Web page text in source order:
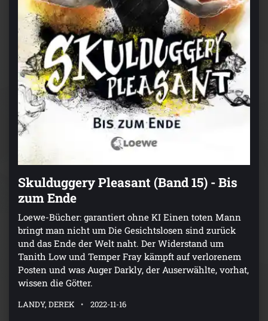
Skulduggery Pleasant (Band 15) - Bis
zum Ende
Loewe-Bücher: garantiert ohne KI Einen toten Mann
bringt man nicht um Die Gesichtslosen sind zurück
und das Ende der Welt naht. Der Widerstand um
Tanith Low und Temper Fray kämpft auf verlorenem
Posten und was Auger Darkly, der Auserwählte, vorhat,
wissen die Götter.
LANDY, DEREK 2022-11-16